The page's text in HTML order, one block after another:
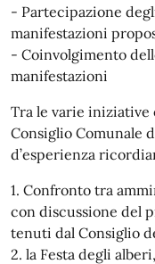
- Partecipazione
manifestazioni
- Coinvolgimento
manifestazioni
Tra le varie iniziative
Consiglio Comunale
d’esperienza
1. Confronto tra
con discussione del
tenuti dal Consiglio
2. la Festa degli